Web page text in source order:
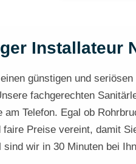
Installateur
günstigen und seriösen
fachgerechten
am Telefon. Egal ob
faire Preise vereint, damit
sind wir in 30 Minuten bei